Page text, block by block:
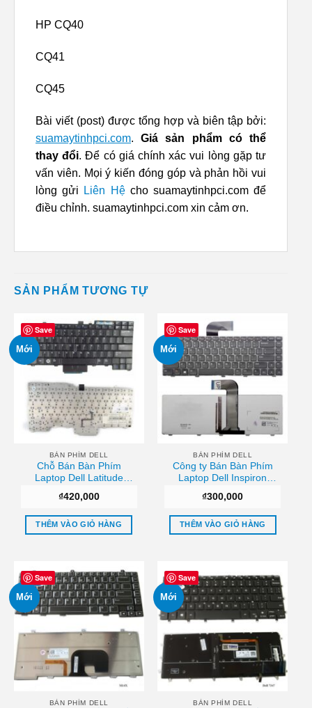
HP CQ40
CQ41
CQ45
Bài viết (post) được tổng hợp và biên tập bởi:
suamaytinhpci.com.Giá sản phẩm có thể
thay đổi. Để có giá chính xác vui lòng gặp tư
vấn viên. Mọi ý kiến đóng góp và phản hồi vui
lòng gửi
Liên Hệcho suamaytinhpci.com để
điều chỉnh. suamaytinhpci.com xin cảm ơn.
SẢN PHẨM TƯƠNG TỰ
Save
Mới
BÀN PHÍM DELL
Chỗ Bán Bàn Phím
Laptop Dell Latitude
E5500 Uy tín
₫420,000
THÊM VÀO GIỎ HÀNG
Save
Mới
BÀN PHÍM DELL
Công ty Bán Bàn Phím
Laptop Dell Inspiron
Chất lượng
₫300,000
THÊM VÀO GIỎ HÀNG
Save
Mới
BÀN PHÍM DELL
Save
Mới
BÀN PHÍM DELL